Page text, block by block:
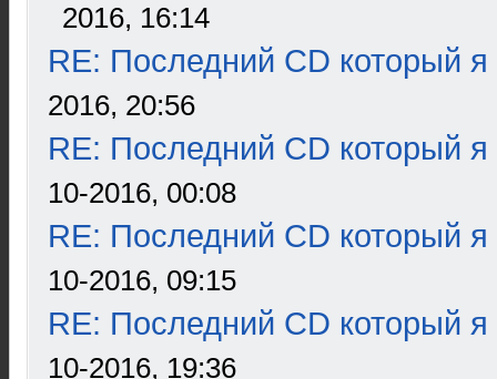
2016, 16:14
RE: Последний CD который я
2016, 20:56
RE: Последний CD который я
10-2016, 00:08
RE: Последний CD который я
10-2016, 09:15
RE: Последний CD который я
10-2016, 19:36